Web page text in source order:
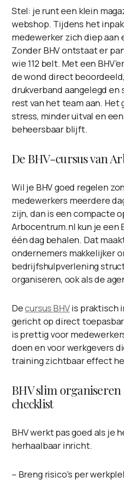
Stel: je runt een klein
webshop. Tijdens het
medewerker zich diep aan
Zonder BHV ontstaat er
wie 112 belt. Met een
de wond direct
drukverband aangelegd en
rest van het team aan. Het
stress, minder uitval en
beheersbaar blijft.
De BHV-cursus van
Wil je BHV goed regelen
medewerkers meerdere
zijn, dan is een compacte
Arbocentrum.nl kun je een
één dag behalen. Dat
ondernemers makkelijker
bedrijfshulpverlening
organiseren, ook als de
Decursus BHVis praktisch
gericht op direct
is prettig voor
doen en voor werkgevers
training zichtbaar effect
BHV slim
checklist
BHV werkt pas goed als je
herhaalbaar inricht.
– Breng risico’s per